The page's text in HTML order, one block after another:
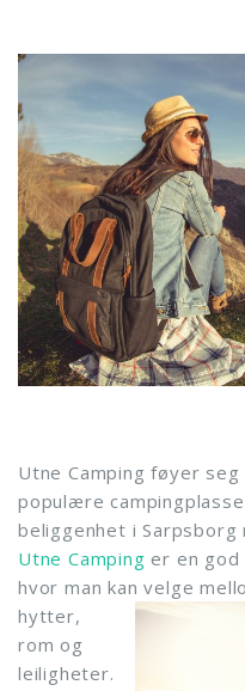
Utne Camping føyer
populære
beliggenhet i
Utne Camping er en god
hvor man kan velge
hytter,
rom og
leiligheter.